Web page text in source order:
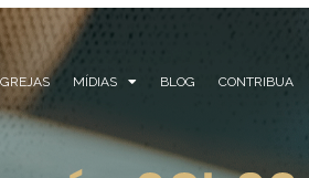
MÍDIAS BLOG CONTRIBUA